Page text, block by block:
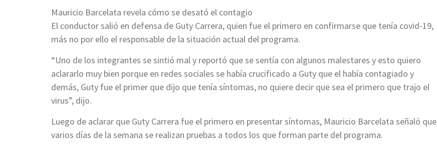
Mauricio Barcelata revela cómo se desató el contagio
El conductor salió en defensa de Guty Carrera, quien fue el primero en confirmarse que tenía covid-19,
más no por ello el responsable de la situación actual del programa.
“Uno de los integrantes se sintió mal y reportó que se sentía con algunos malestares y esto quiero
aclararlo muy bien porque en redes sociales se había crucificado a Guty que el había contagiado y
demás, Guty fue el primer que dijo que tenía síntomas, no quiere decir que sea el primero que trajo el
virus”, dijo.
Luego de aclarar que Guty Carrera fue el primero en presentar síntomas, Mauricio Barcelata señaló que
varios días de la semana se realizan pruebas a todos los que forman parte del programa.